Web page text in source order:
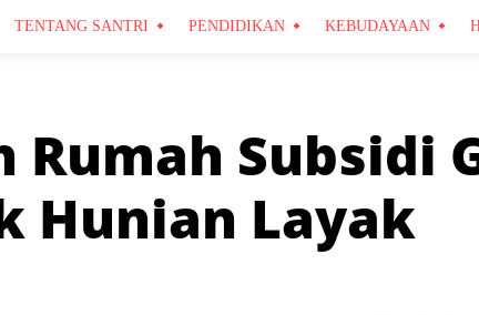
TENTANG SANTRI PENDIDIKAN KEBUDAYAAN
Subsidi
Hunian Layak